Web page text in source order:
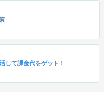
して課金代をゲット！